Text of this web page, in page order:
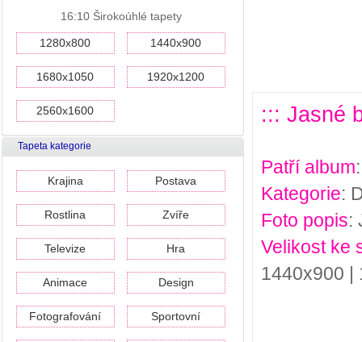
16:10 Širokoúhlé tapety
1280x800 1440x900
1680x1050 1920x1200
2560x1600
Tapeta kategorie
Krajina Postava
Rostlina Zvíře
Televize Hra
Animace Design
Fotografování Sportovní
::: Jasné
Patří album
Kategorie:
Foto popis:
Velikost ke
1440x900 |